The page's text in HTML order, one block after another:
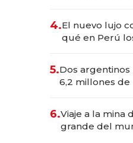
4.El nuevo lujo
qué en Perú
para
5.Dos argentinos
6,2 millones de
6.Viaje a la mina
grande del